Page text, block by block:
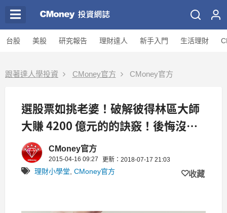
台股 美股 研究報告 理財達人 新手入門 生活理財
跟著達人學投資 CMoney官方 CMoney官方
選股票如挑老婆！破解彼得林區大師
大賺 4200 億元的的訣竅！後悔沒早
點跟彼得學起來..
CMoney官方
2015-04-16 09:27 更新：2018-07-17 21:03
理財小學堂 CMoney官方 收藏